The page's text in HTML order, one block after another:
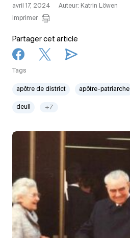
avril 17, 2024
Auteur: Katrin Löwen
Imprimer
Partager cet article
Tags
apôtre de district apôtre-patriarche
deuil +7